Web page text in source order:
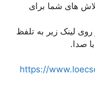
های شما برای
لینک زیر به تلفظ
صدا.
https://